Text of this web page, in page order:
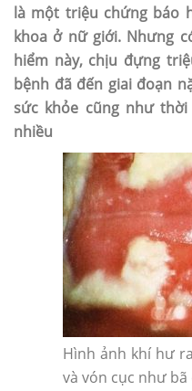
là một triệu chứng báo
khoa ở nữ giới. Nhưng
hiểm này, chịu đựng
bệnh đã đến giai đoạn
sức khỏe cũng như
nhiều
Hình ảnh khí hư
và vón cục như bã